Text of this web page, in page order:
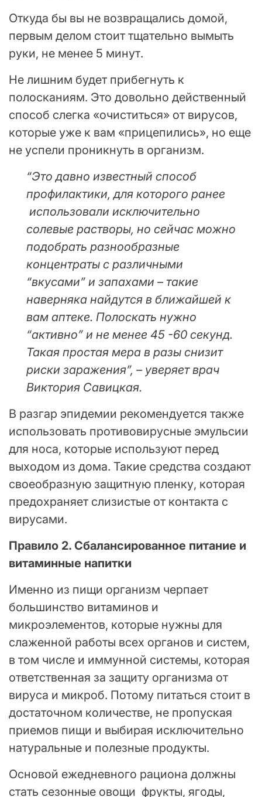
Откуда бы вы не возвращались домой,
первым делом стоит тщательно вымыть
руки, не менее 5 минут.
Не лишним будет прибегнуть к
полосканиям. Это довольно действенный
способ слегка «очиститься» от вирусов,
которые уже к вам «прицепились», но еще
не успели проникнуть в организм.
“Это давно известный способ
профилактики, для которого ранее
использовали исключительно
солевые растворы, но сейчас можно
подобрать разнообразные
концентраты с различными
“вкусами” и запахами – такие
наверняка найдутся в ближайшей к
вам аптеке. Полоскать нужно
“активно” и не менее 45 -60 секунд.
Такая простая мера в разы снизит
риски заражения”, – уверяет врач
Виктория Савицкая.
В разгар эпидемии рекомендуется также
использовать противовирусные эмульсии
для носа, которые используют перед
выходом из дома. Такие средства создают
своеобразную защитную пленку, которая
предохраняет слизистые от контакта с
вирусами.
Правило 2. Сбалансированное питание и
витаминные напитки
Именно из пищи организм черпает
большинство витаминов и
микроэлементов, которые нужны для
слаженной работы всех органов и систем,
в том числе и иммунной системы, которая
ответственная за защиту организма от
вируса и микроб. Потому питаться стоит в
достаточном количестве, не пропуская
приемов пищи и выбирая исключительно
натуральные и полезные продукты.
Основой ежедневного рациона должны
стать сезонные овощи фрукты, ягоды,